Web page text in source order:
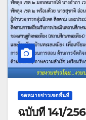
จดหมายข่าวเขตพื้นที่
ฉบับที่ 141/